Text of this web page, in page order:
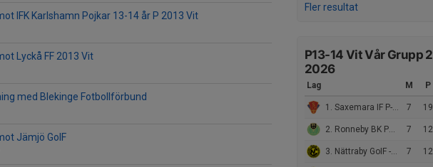
Fler resultat
P13-14 Vit Vår Grupp 2
2026
Lag M P
1. Saxemara IF P-2013 blå 7 19
2. Ronneby BK P2013 7 12
3. Nättraby GoIF -2013 Gul Gul 7 12
IFK Karlshamn Pojkar 13-14 år P 2013 Vit
Lyckå FF 2013 Vit
med Blekinge Fotbollförbund
Jämjö GoIF